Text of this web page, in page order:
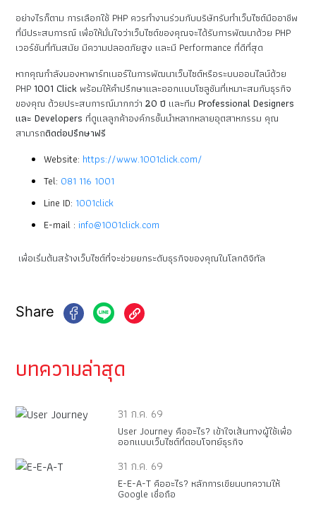
อย่างไรก็ตาม การเลือกใช้ PHP ควรทำงานร่วมกับบริษัทรับทำเว็บไซต์มืออาชีพ
ที่มีประสบการณ์ เพื่อให้มั่นใจว่าเว็บไซต์ของคุณจะได้รับการพัฒนาด้วย PHP
เวอร์ชันที่ทันสมัย มีความปลอดภัยสูง และมี Performance ที่ดีที่สุด
หากคุณกำลังมองหาพาร์ทเนอร์ในการพัฒนาเว็บไซต์หรือระบบออนไลน์ด้วย
PHP 1001 Click พร้อมให้คำปรึกษาและออกแบบโซลูชันที่เหมาะสมกับธุรกิจ
ของคุณ ด้วยประสบการณ์มากกว่า20 ปี และทีมProfessional Designers
และ Developers ที่ดูแลลูกค้าองค์กรชั้นนำหลากหลายอุตสาหกรรม คุณ
สามารถติดต่อปรึกษาฟรี
Website: https://www.1001click.com/
Tel: 081 116 1001
Line ID: 1001click
E-mail : info@1001click.com
เพื่อเริ่มต้นสร้างเว็บไซต์ที่จะช่วยยกระดับธุรกิจของคุณในโลกดิจิทัล
Share
บทความล่าสุด
31 ก.ค. 69
User Journey คืออะไร? เข้าใจเส้นทางผู้ใช้เพื่อ
ออกแบบเว็บไซต์ที่ตอบโจทย์ธุรกิจ
31 ก.ค. 69
E-E-A-T คืออะไร? หลักการเขียนบทความให้
Google เชื่อถือ